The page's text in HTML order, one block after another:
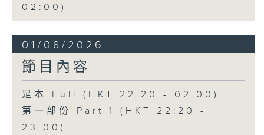
02:00)
01/08/2026
節目內容
足本 Full (HKT 22:20 - 02:00)
第一部份 Part 1 (HKT 22:20 -
23:00)